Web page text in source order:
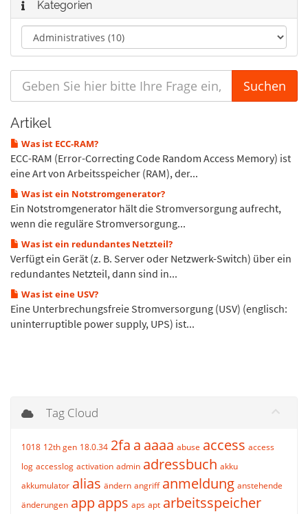
Kategorien
Artikel
Was ist ECC-RAM?
ECC-RAM (Error-Correcting Code Random Access Memory) ist
eine Art von Arbeitsspeicher (RAM), der...
Was ist ein Notstromgenerator?
Ein Notstromgenerator hält die Stromversorgung aufrecht,
wenn die reguläre Stromversorgung...
Was ist ein redundantes Netzteil?
Verfügt ein Gerät (z. B. Server oder Netzwerk-Switch) über ein
redundantes Netzteil, dann sind in...
Was ist eine USV?
Eine Unterbrechungsfreie Stromversorgung (USV) (englisch:
uninterruptible power supply, UPS) ist...
Tag Cloud
1018 12th gen 18.0.34 2fa a aaaa abuse access access
log accesslog activation admin adressbuch akku
akkumulator alias ändern angriff anmeldung anstehende
änderungen appapps aps apt arbeitsspeicher